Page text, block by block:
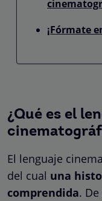
¡Fórmate
¿Qué es el
El lenguaje
del cual una
comprendida.